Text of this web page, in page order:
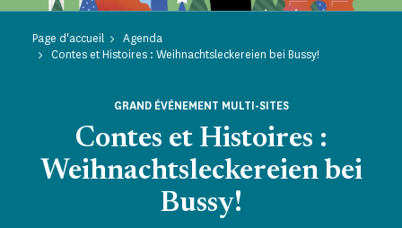
Page d'accueil
Agenda
Contes et Histoires : Weihnachtsleckereien bei Bussy!
Contes et Histoires :
Weihnachtsleckereien bei
Bussy!
GRAND ÉVÉNEMENT MULTI-SITES